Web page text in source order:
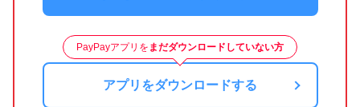
PayPayアプリを まだダウンロードしていない方
アプリをダウンロードする